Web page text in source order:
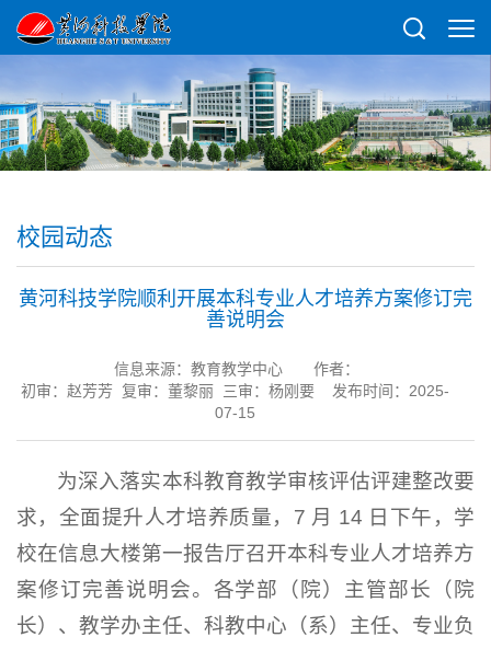
校园动态
黄河科技学院顺利开展本科专业人才培养方案修订完
善说明会
信息来源：教育教学中心
作者：
初审：赵芳芳 复审：董黎丽 三审：杨刚要 发布时间：2025-
07-15
为深入落实本科教育教学审核评估评建整改要
求，全面提升人才培养质量，7 月 14 日下午，学
校在信息大楼第一报告厅召开本科专业人才培养方
案修订完善说明会。各学部（院）主管部长（院
长）、教学办主任、科教中心（系）主任、专业负